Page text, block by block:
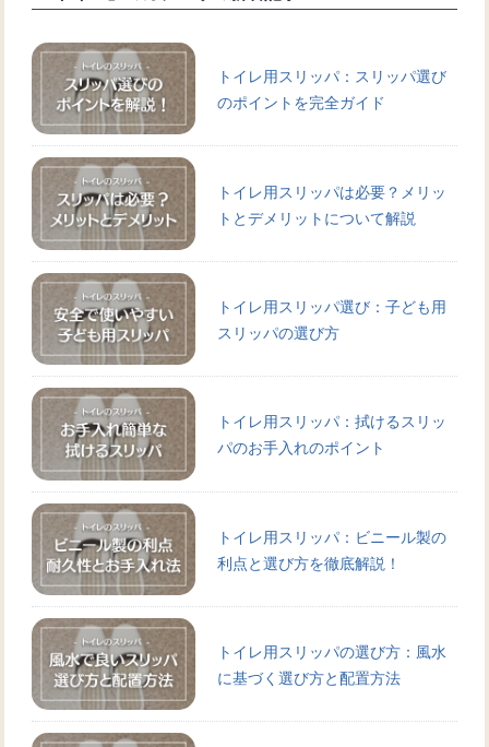
トイレ用スリッパ：スリッパ選び
のポイントを完全ガイド
トイレ用スリッパは必要？メリッ
トとデメリットについて解説
トイレ用スリッパ選び：子ども用
スリッパの選び方
トイレ用スリッパ：拭けるスリッ
パのお手入れのポイント
トイレ用スリッパ：ビニール製の
利点と選び方を徹底解説！
トイレ用スリッパの選び方：風水
に基づく選び方と配置方法